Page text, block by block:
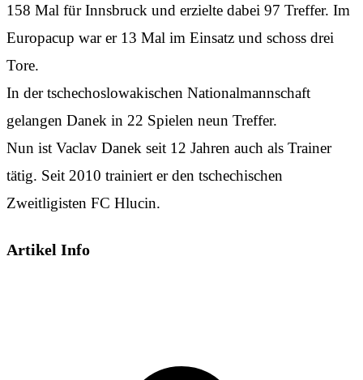
158 Mal für Innsbruck und erzielte dabei 97 Treffer. Im
Europacup war er 13 Mal im Einsatz und schoss drei
Tore.
In der tschechoslowakischen Nationalmannschaft
gelangen Danek in 22 Spielen neun Treffer.
Nun ist Vaclav Danek seit 12 Jahren auch als Trainer
tätig. Seit 2010 trainiert er den tschechischen
Zweitligisten FC Hlucin.
Artikel Info